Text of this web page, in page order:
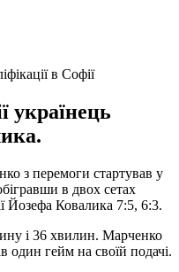
українець
з перемоги стартував у
в двох сетах
Йозефа Ковалика 7:5, 6:3.
і 36 хвилин. Марченко
один гейм на своїй подачі.